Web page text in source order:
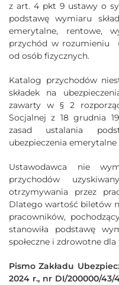
z art. 4 pkt 9 ustawy o
podstawę wymiaru
emerytalne, rentowe,
przychód w rozumieniu
od osób fizycznych.
Katalog przychodów
składek na
zawarty w § 2
Socjalnej z 18 grudnia
zasad ustalania
ubezpieczenia
Ustawodawca nie
przychodów
otrzymywania przez
Dlatego wartość biletów
pracowników,
stanowiła podstawę
społeczne i zdrowotne
Pismo Zakładu
2024 r., nr DI/200000/43/